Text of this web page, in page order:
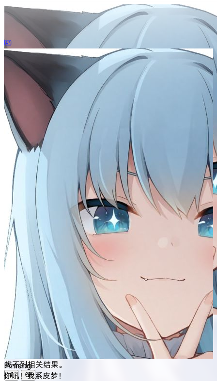
皮梦 の 茶馆
找不到相关结果。
Pimeng
你吼！我系皮梦！